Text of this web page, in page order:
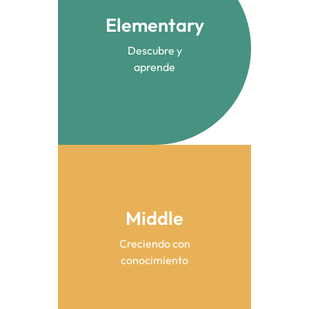
Elementary
Descubre y
aprende
Elementary
Middle
Creciendo con
conocimiento
Middle